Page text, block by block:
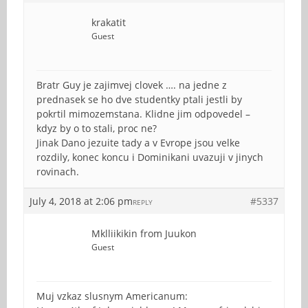
krakatit
Guest
Bratr Guy je zajimvej clovek …. na jedne z
prednasek se ho dve studentky ptali jestli by
pokrtil mimozemstana. Klidne jim odpovedel –
kdyz by o to stali, proc ne?
Jinak Dano jezuite tady a v Evrope jsou velke
rozdily, konec koncu i Dominikani uvazuji v jinych
rovinach.
July 4, 2018 at 2:06 pm #5337
REPLY
Mklliikikin from Juukon
Guest
Muj vzkaz slusnym Americanum: